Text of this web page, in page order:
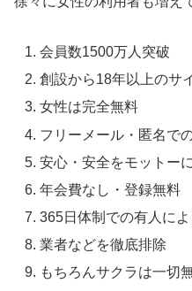
会員数1500万人突破
創設から18年以上のサ
女性は完全無料
フリーメール・匿名で
安心・安全をモットー
年会費なし・登録無料
365日体制での有人に
業者などを徹底排除
もちろんサクラは一切